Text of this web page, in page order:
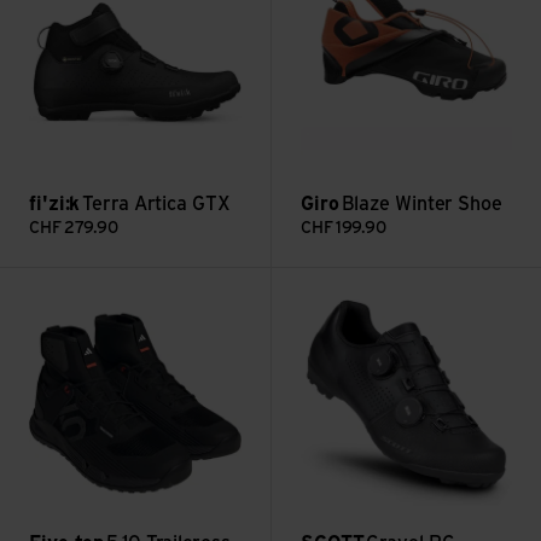
fi'zi:k Terra Artica GTX
CHF 279.90
Giro Blaze Winter Shoe
CHF 199.90